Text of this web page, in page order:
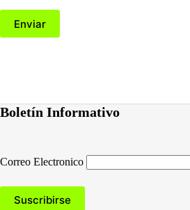
Enviar
Boletín Informativo
Correo Electronico